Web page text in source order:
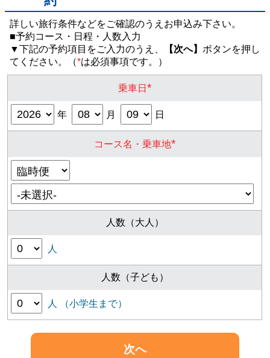
詳しい旅行条件などをご確認のうえお申込み下さい。
■予約コース・日程・人数入力
▼下記の予約項目をご入力のうえ、
【次へ】 ボタンを押し
てください。（*は必須事項です。）
乗車日*
年 月 日
コース名・乗車地*
人数（大人）
人
人数（子ども）
人 （小学生まで）
次へ